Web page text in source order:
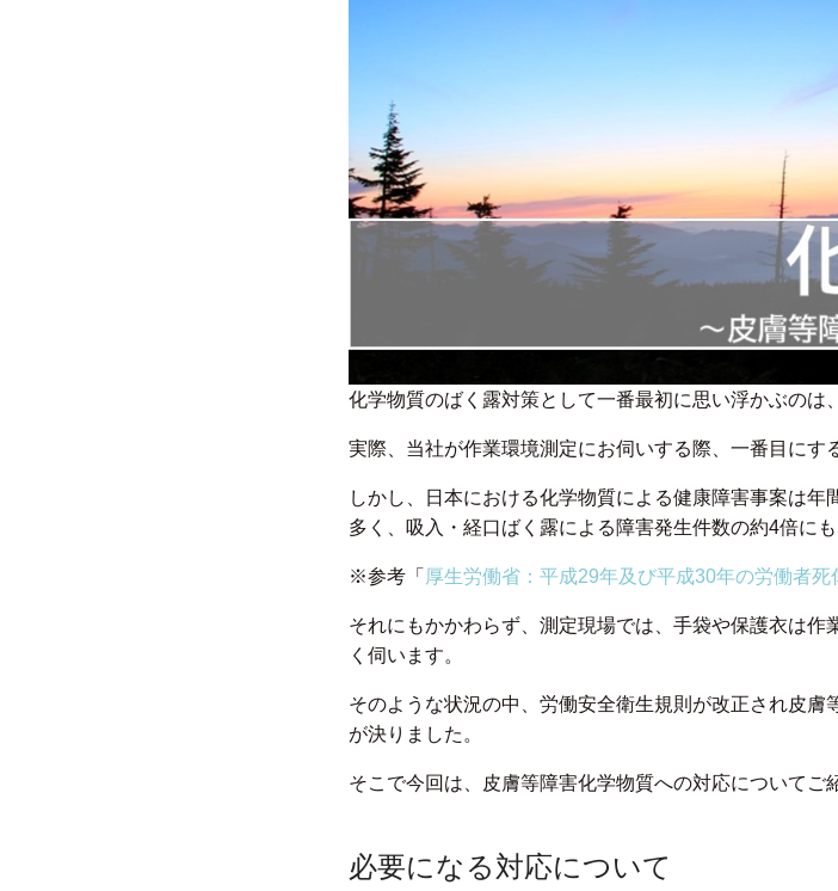
化学物質のばく露対策として一番最初に思い浮かぶのは
実際、当社が作業環境測定にお伺いする際、一番目にす
しかし、日本における化学物質による健康障害事案は
多く、吸入・経口ばく露による障害発生件数の約4倍にも
※参考「 厚生労働省：平成29年及び平成30年の労働者死
それにもかかわらず、測定現場では、手袋や保護衣は
く伺います。
そのような状況の中、労働安全衛生規則が改正され皮
が決りました。
そこで今回は、皮膚等障害化学物質への対応についてご
必要になる対応について